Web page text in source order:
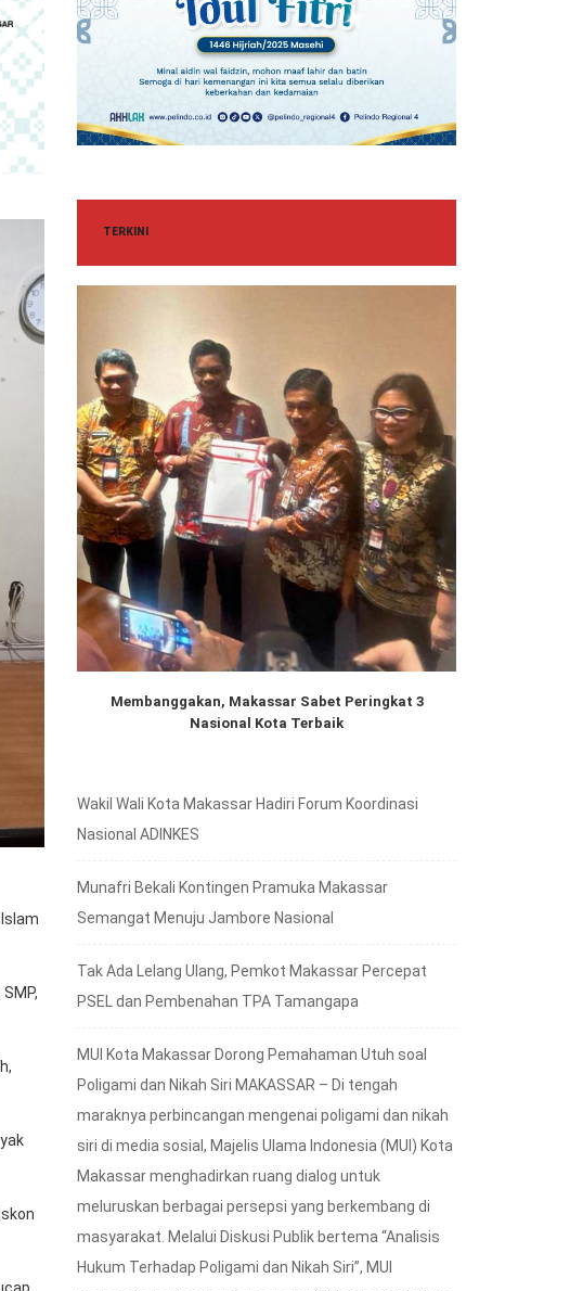
TERKINI
Membanggakan, Makassar Sabet Peringkat 3
Nasional Kota Terbaik
Wakil Wali Kota Makassar Hadiri Forum Koordinasi
Nasional ADINKES
Munafri Bekali Kontingen Pramuka Makassar
Semangat Menuju Jambore Nasional
Tak Ada Lelang Ulang, Pemkot Makassar Percepat
PSEL dan Pembenahan TPA Tamangapa
MUI Kota Makassar Dorong Pemahaman Utuh soal
Poligami dan Nikah Siri MAKASSAR – Di tengah
maraknya perbincangan mengenai poligami dan nikah
siri di media sosial, Majelis Ulama Indonesia (MUI) Kota
Makassar menghadirkan ruang dialog untuk
meluruskan berbagai persepsi yang berkembang di
masyarakat. Melalui Diskusi Publik bertema “Analisis
Hukum Terhadap Poligami dan Nikah Siri”, MUI